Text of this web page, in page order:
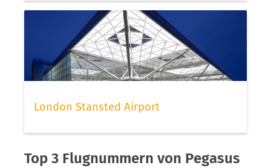
London Stansted Airport
Top 3 Flugnummern von Pegasus